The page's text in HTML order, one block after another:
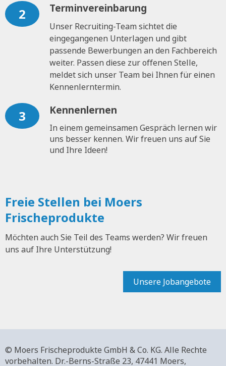
2 Terminvereinbarung
Unser Recruiting-Team sichtet die
eingegangenen Unterlagen und gibt
passende Bewerbungen an den Fachbereich
weiter. Passen diese zur offenen Stelle,
meldet sich unser Team bei Ihnen für einen
Kennenlerntermin.
3 Kennenlernen
In einem gemeinsamen Gespräch lernen wir
uns besser kennen. Wir freuen uns auf Sie
und Ihre Ideen!
Freie Stellen bei Moers
Frischeprodukte
Möchten auch Sie Teil des Teams werden? Wir freuen
uns auf Ihre Unterstützung!
Unsere Jobangebote
© Moers Frischeprodukte GmbH & Co. KG. Alle Rechte
vorbehalten. Dr.-Berns-Straße 23, 47441 Moers,